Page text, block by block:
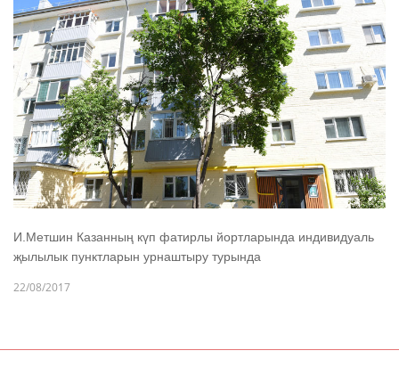
И.Метшин Казанның күп фатирлы йортларында индивидуаль
җылылык пунктларын урнаштыру турында
22/08/2017